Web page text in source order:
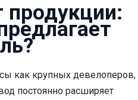
продукции:
как крупных девелоперов,
постоянно расширяет